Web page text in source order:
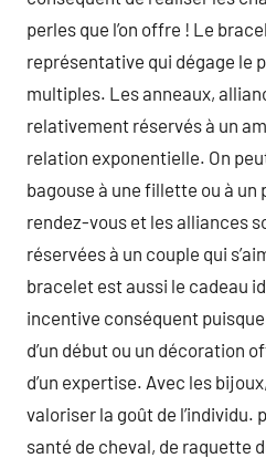
perles que l’on offre ! Le
représentative qui dégage le
multiples. Les anneaux,
relativement réservés à un
relation exponentielle. On
bagouse à une fillette ou à
rendez-vous et les alliances
réservées à un couple qui
bracelet est aussi le cadeau
incentive conséquent
d’un début ou un décoration
d’un expertise. Avec les
valoriser la goût de l’individu.
santé de cheval, de raquette